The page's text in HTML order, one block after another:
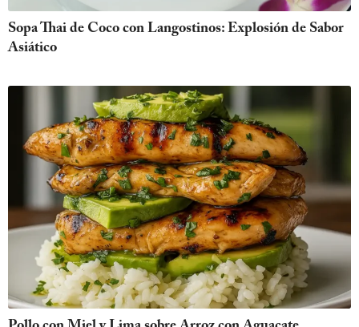
Sopa Thai de Coco con Langostinos: Explosión de Sabor
Asiático